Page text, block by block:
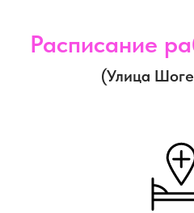
Расписание
(Улица